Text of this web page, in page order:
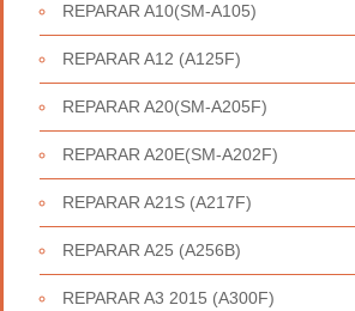
REPARAR A10(SM-A105)
REPARAR A12 (A125F)
REPARAR A20(SM-A205F)
REPARAR A20E(SM-A202F)
REPARAR A21S (A217F)
REPARAR A25 (A256B)
REPARAR A3 2015 (A300F)